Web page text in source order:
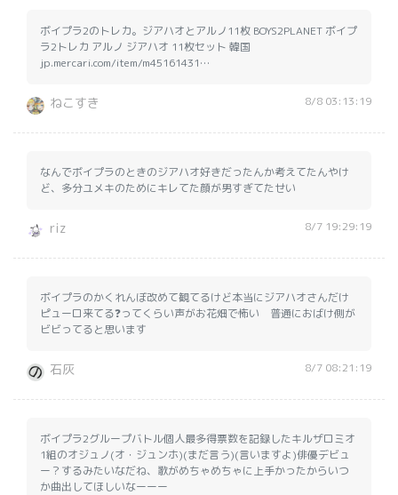
ボイプラ2のトレカ。ジアハオとアルノ11枚 BOYS2PLANET ボイプ
ラ2トレカ アルノ ジアハオ 11枚セット 韓国
jp.mercari.com/item/m45161431…
ねこすき 8/8 03:13:19
なんでボイプラのときのジアハオ好きだったんか考えてたんやけ
ど、多分ユメキのためにキレてた顔が男すぎてたせい
riz 8/7 19:29:19
ボイプラのかくれんぼ改めて観てるけど本当にジアハオさんだけ
ピューロ来てる❓ってくらい声がお花畑で怖い 普通におばけ側が
ビビってると思います
石灰 8/7 08:21:19
ボイプラ2グループバトル個人最多得票数を記録したキルザロミオ
1組のオジュノ(オ・ジュンホ)(まだ言う)(言いますよ)俳優デビュ
ー？するみたいなだね、歌がめちゃめちゃに上手かったからいつ
か曲出してほしいなーーー